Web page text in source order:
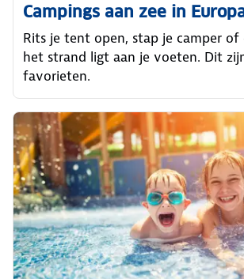
Campings aan zee in
Rits je tent open, stap je camper of
het strand ligt aan je voeten. Dit
favorieten.